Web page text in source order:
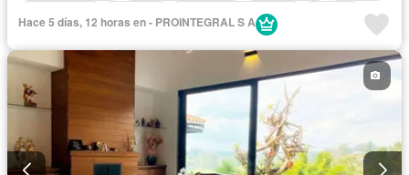
Caseta de vigilancia
Hace 5 días, 12 horas en - PROINTEGRAL S A